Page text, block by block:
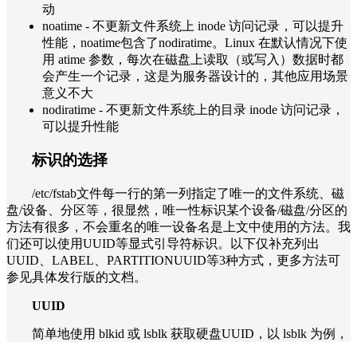
动
noatime - 不更新文件系统上 inode 访问记录，可以提升
性能，noatime包含了nodiratime。Linux 在默认情况下使
用 atime 参数，每次在磁盘上读取（或写入）数据时都
会产生一个记录，这是为服务器设计的，其他应用场景
意义不大
nodiratime - 不更新文件系统上的目录 inode 访问记录，
可以提升性能
标识的选择
/etc/fstab文件每一行的第一列指定了唯一的文件系统、磁
盘/设备、分区等，很显然，唯一性标识某个设备/磁盘/分区的
方法有很多，不会重名的唯一设备名是上文中使用的方法。我
们还可以使用UUID等显式引导符标识。以下仅补充列出
UUID、LABEL、PARTITIONUUID等3种方式，更多方法可
参见具体发行版的文档。
UUID
简单地使用 blkid 或 lsblk 获取硬盘UUID，以 lsblk 为例，